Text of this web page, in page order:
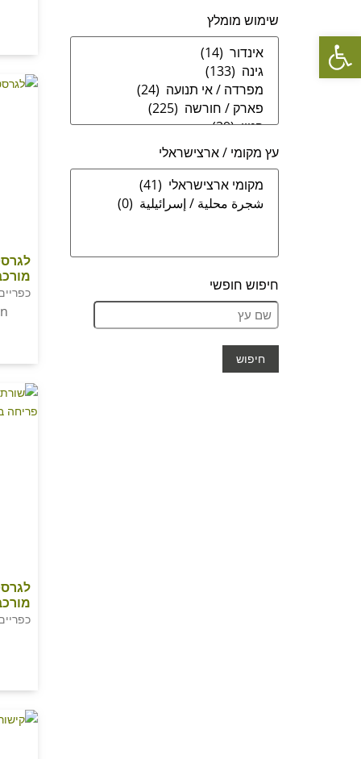
שימוש מומלץ
עץ מקומי / ארצישראלי
חיפוש חופשי
פתח סרגל נגישות